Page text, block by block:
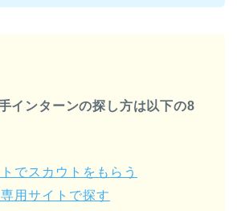
インターンの探し方は以下の8
でスカウトをもらう
用サイトで探す